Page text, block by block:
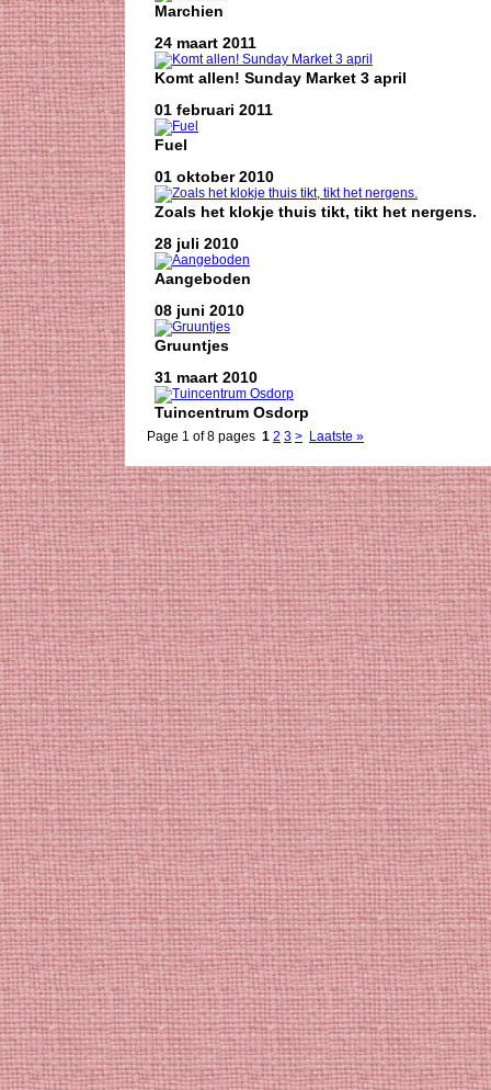
Marchien
24 maart 2011
Komt allen! Sunday Market 3 april
01 februari 2011
Fuel
01 oktober 2010
Zoals het klokje thuis tikt, tikt het nergens.
28 juli 2010
Aangeboden
08 juni 2010
Gruuntjes
31 maart 2010
Tuincentrum Osdorp
Page 1 of 8 pages 1 2 3 > Laatste »